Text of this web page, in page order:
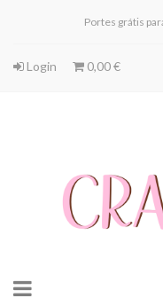
Portes grátis
Login 0,00 €
Toggle